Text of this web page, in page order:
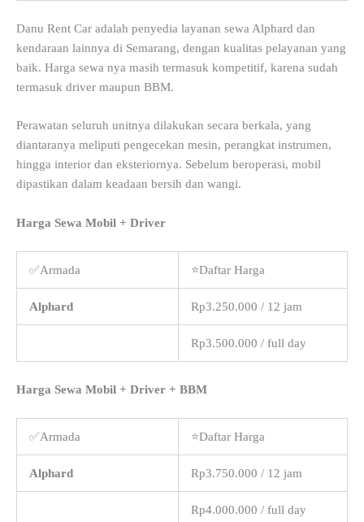
Danu Rent Car adalah penyedia layanan sewa Alphard dan
kendaraan lainnya di Semarang, dengan kualitas pelayanan yang
baik. Harga sewa nya masih termasuk kompetitif, karena sudah
termasuk driver maupun BBM.
Perawatan seluruh unitnya dilakukan secara berkala, yang
diantaranya meliputi pengecekan mesin, perangkat instrumen,
hingga interior dan eksteriornya. Sebelum beroperasi, mobil
dipastikan dalam keadaan bersih dan wangi.
Harga Sewa Mobil + Driver
✅Armada ⭐Daftar Harga
Alphard Rp3.250.000 / 12 jam
Rp3.500.000 / full day
Harga Sewa Mobil + Driver + BBM
✅Armada ⭐Daftar Harga
Alphard Rp3.750.000 / 12 jam
Rp4.000.000 / full day